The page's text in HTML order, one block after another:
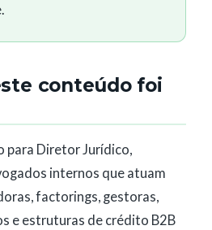
conteúdo foi
para Diretor Jurídico,
internos que atuam
factorings, gestoras,
e estruturas de crédito B2B